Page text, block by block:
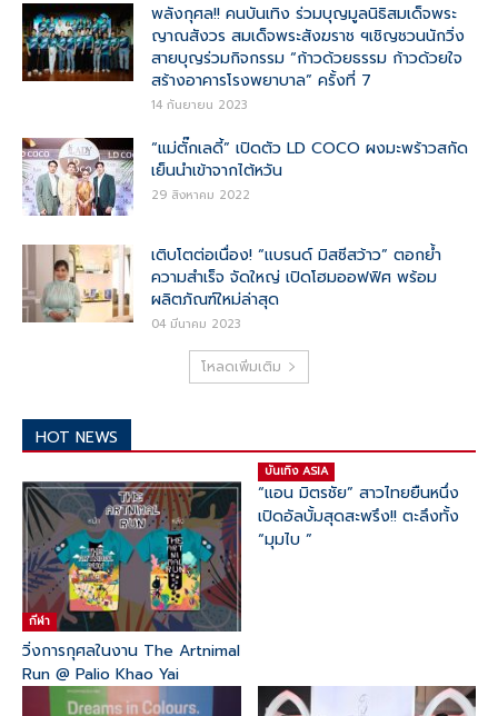
พลังกุศล!! คนบันเทิง ร่วมบุญมูลนิธิสมเด็จพระ
ญาณสังวร สมเด็จพระสังฆราช ฯเชิญชวนนักวิ่ง
สายบุญร่วมกิจกรรม “ก้าวด้วยธรรม ก้าวด้วยใจ
สร้างอาคารโรงพยาบาล” ครั้งที่ 7
14 กันยายน 2023
“แม่ตั๊กเลดี้” เปิดตัว LD COCO ผงมะพร้าวสกัด
เย็นนำเข้าจากไต้หวัน
29 สิงหาคม 2022
เติบโตต่อเนื่อง! “แบรนด์ มิสซีสว้าว” ตอกย้ำ
ความสำเร็จ จัดใหญ่ เปิดโฮมออฟฟิศ พร้อม
ผลิตภัณฑ์ใหม่ล่าสุด
04 มีนาคม 2023
โหลดเพิ่มเติม
HOT NEWS
กีฬา
วิ่งการกุศลในงาน The Artnimal
Run @ Palio Khao Yai
บันเทิง ASIA
“แอน มิตรชัย” สาวไทยยืนหนึ่ง
เปิดอัลบั้มสุดสะพรึง!! ตะลึงทั้ง
“มุมไบ ”